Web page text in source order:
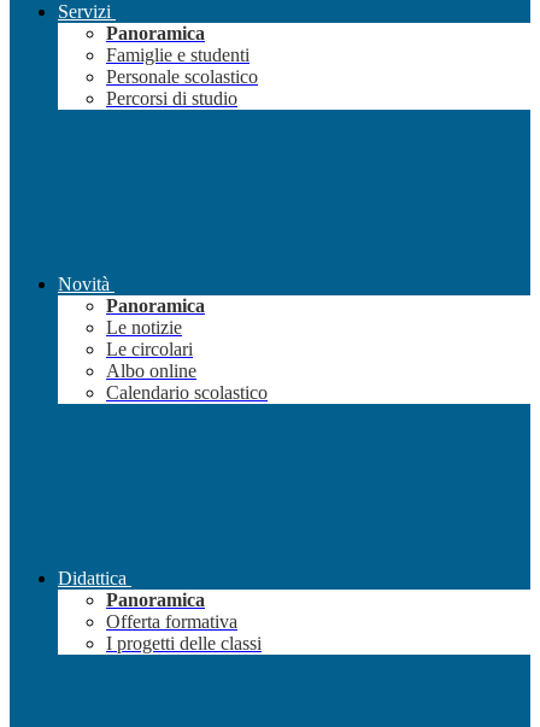
Servizi
Panoramica
Famiglie e studenti
Personale scolastico
Percorsi di studio
Novità
Panoramica
Le notizie
Le circolari
Albo online
Calendario scolastico
Didattica
Panoramica
Offerta formativa
I progetti delle classi